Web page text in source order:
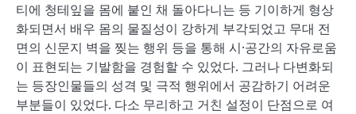
티에 청테잎을 몸에 붙인 채 돌아다니는 등 기이하게 형상
화되면서 배우 몸의 물질성이 강하게 부각되었고 무대 전
면의 신문지 벽을 찢는 행위 등을 통해 시·공간의 자유로움
이 표현되는 기발함을 경험할 수 있었다. 그러나 다변화되
는 등장인물들의 성격 및 극적 행위에서 공감하기 어려운
부분들이 있었다. 다소 무리하고 거친 설정이 단점으로 여